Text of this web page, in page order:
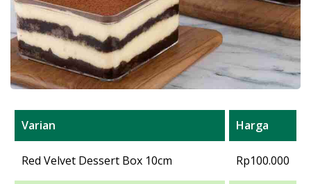
Varian Harga
Red Velvet Dessert Box 10cm Rp100.000